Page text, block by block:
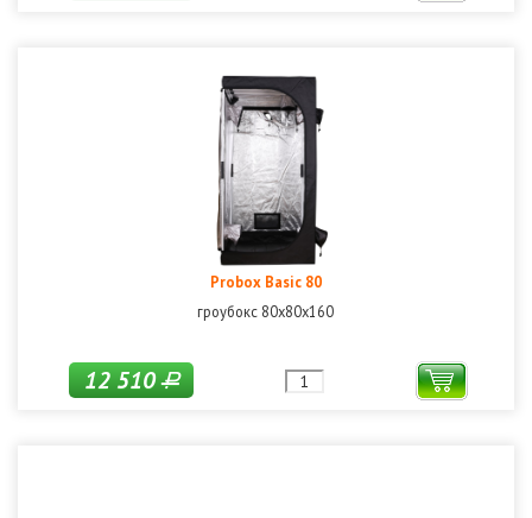
Probox Basic 80
гроубокс 80х80х160
12 510Р